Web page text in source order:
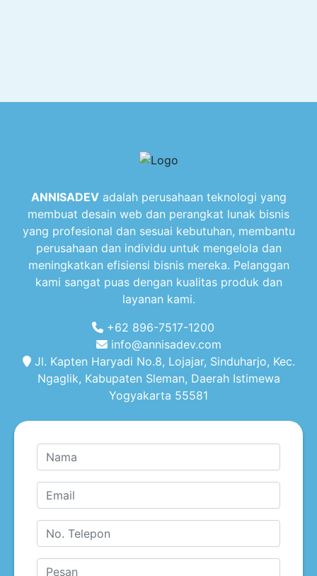
ANNISADEVadalah perusahaan teknologi yang
membuat desain web dan perangkat lunak bisnis
yang profesional dan sesuai kebutuhan, membantu
perusahaan dan individu untuk mengelola dan
meningkatkan efisiensi bisnis mereka. Pelanggan
kami sangat puas dengan kualitas produk dan
layanan kami.
+62 896-7517-1200
info@annisadev.com
Jl. Kapten Haryadi No.8, Lojajar, Sinduharjo, Kec.
Ngaglik, Kabupaten Sleman, Daerah Istimewa
Yogyakarta 55581